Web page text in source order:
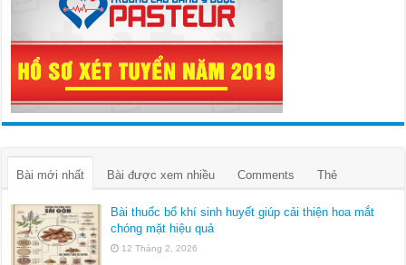
Bài mới nhất Bài được xem nhiều Comments Thẻ
Bài thuốc bổ khí sinh huyết giúp cải thiện hoa mắt
chóng mặt hiệu quả
12 Tháng 2, 2026